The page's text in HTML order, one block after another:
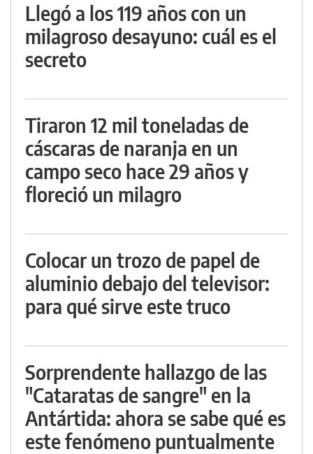
Llegó a los 119 años con un
milagroso desayuno: cuál es el
secreto
Tiraron 12 mil toneladas de
cáscaras de naranja en un
campo seco hace 29 años y
floreció un milagro
Colocar un trozo de papel de
aluminio debajo del televisor:
para qué sirve este truco
Sorprendente hallazgo de las
"Cataratas de sangre" en la
Antártida: ahora se sabe qué es
este fenómeno puntualmente